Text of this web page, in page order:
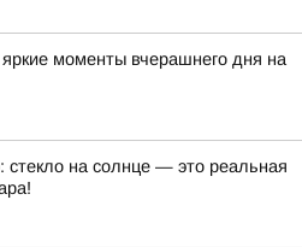
моменты вчерашнего дня на
стекло на солнце — это реальная